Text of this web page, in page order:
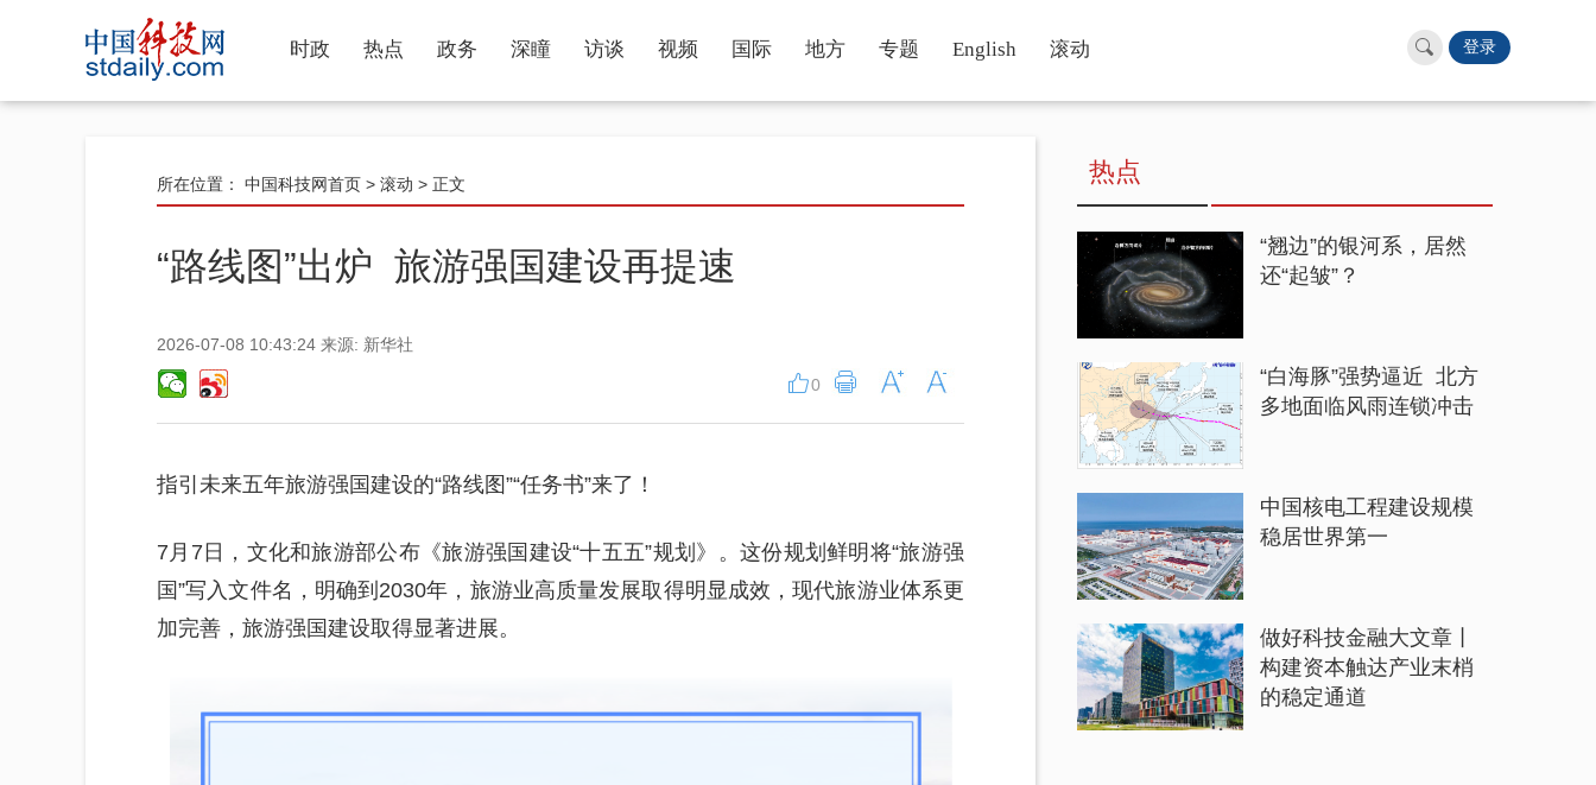
时政 热点 政务 深瞳 访谈 视频 国际 地方 专题 English 滚动 登录
所在位置： 中国科技网首页 > 滚动 > 正文
“路线图”出炉 旅游强国建设再提速
2026-07-08 10:43:24 来源: 新华社
0
指引未来五年旅游强国建设的“路线图”“任务书”来了！
7月7日，文化和旅游部公布《旅游强国建设“十五五”规划》。这份规划鲜明将“旅游强
国”写入文件名，明确到2030年，旅游业高质量发展取得明显成效，现代旅游业体系更
加完善，旅游强国建设取得显著进展。
热点
“翘边”的银河系，居然
还“起皱”？
“白海豚”强势逼近 北方
多地面临风雨连锁冲击
中国核电工程建设规模
稳居世界第一
做好科技金融大文章丨
构建资本触达产业末梢
的稳定通道